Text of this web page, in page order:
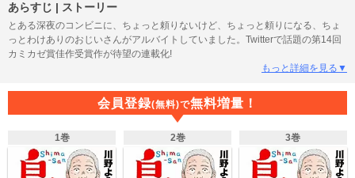
あらすじ | ストーリー
とある深夜のコンビニに、ちょっと頼りないけど、ちょっと頼りになる、ちょ
っとわけありのおじいさんがアルバイトしていました。Twitterで話題の第14回
カミカゼ賞佳作受賞作が待望の連載化!
もっと詳細を見る▼
会員登録(無料)で無料増量！
1巻 2巻 3巻